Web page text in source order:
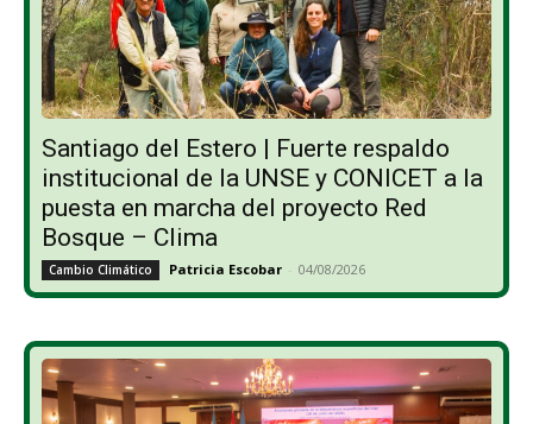
Santiago del Estero | Fuerte respaldo
institucional de la UNSE y CONICET a la
puesta en marcha del proyecto Red
Bosque – Clima
Cambio Climático Patricia Escobar - 04/08/2026